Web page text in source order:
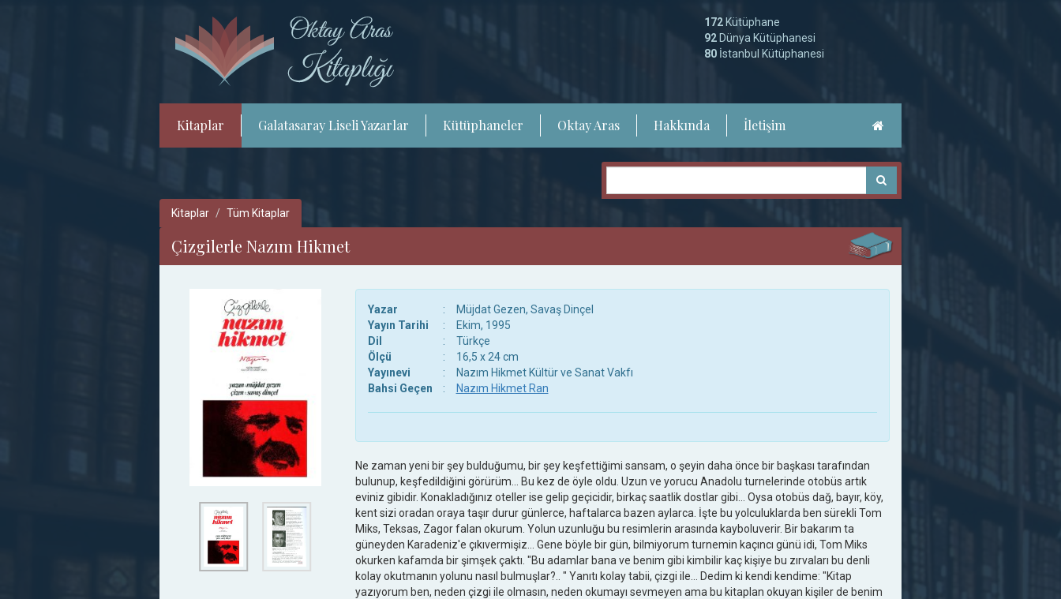
172 Kütüphane
92 Dünya Kütüphanesi
80 İstanbul Kütüphanesi
Kitaplar Galatasaray Liseli Yazarlar Kütüphaneler Oktay Aras Hakkında İletişim
Kitaplar Tüm Kitaplar
Çizgilerle Nazım Hikmet
Yazar :
Müjdat Gezen, Savaş Dinçel
Yayın Tarihi
:
Ekim, 1995
Dil
:
Türkçe
Ölçü
:
16,5 x 24 cm
Yayınevi
:
Nazım Hikmet Kültür ve Sanat Vakfı
Bahsi Geçen
: Nazım Hikmet Ran
Ne zaman yeni bir şey bulduğumu, bir şey keşfettiğimi sansam, o şeyin daha önce bir başkası tarafından
bulunup, keşfedildiğini görürüm... Bu kez de öyle oldu. Uzun ve yorucu Anadolu turnelerinde otobüs artık
eviniz gibidir. Konakladığınız oteller ise gelip geçicidir, birkaç saatlik dostlar gibi... Oysa otobüs dağ, bayır, köy,
kent sizi oradan oraya taşır durur günlerce, haftalarca bazen aylarca. İşte bu yolculuklarda ben sürekli Tom
Miks, Teksas, Zagor falan okurum. Yolun uzunluğu bu resimlerin arasında kayboluverir. Bir bakarım ta
güneyden Karadeniz'e çıkıvermişiz... Gene böyle bir gün, bilmiyorum turnemin kaçıncı günü idi, Tom Miks
okurken kafamda bir şimşek çaktı. "Bu adamlar bana ve benim gibi kimbilir kaç kişiye bu zırvaları bu denli
kolay okutmanın yolunu nasıl bulmuşlar?.. " Yanıtı kolay tabii, çizgi ile... Dedim ki kendi kendime: "Kitap
yazıyorum ben, neden çizgi ile olmasın, neden okumayı sevmeyen ama bu kitaplan okuyan kişiler de benim